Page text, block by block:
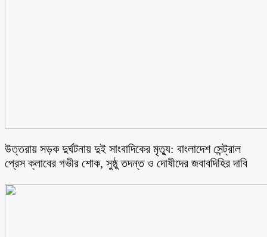
উত্তরায় সড়ক দুর্ঘটনায় দুই সাংবাদিকের মৃত্যু: বাংলাদেশ সেন্ট্রাল
প্রেস ক্লাবের গভীর শোক, সুষ্ঠু তদন্ত ও দোষীদের জবাবদিহির দাবি